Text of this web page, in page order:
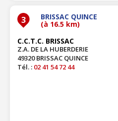
3 BRISSAC QUINCE
(à 16.5 km)
C.C.T.C. BRISSAC
Z.A. DE LA HUBERDERIE
49320 BRISSAC QUINCE
Tél. : 02 41 54 72 44